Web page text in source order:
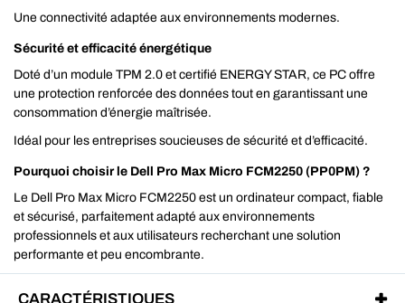
Une connectivité adaptée aux environnements modernes.
Sécurité et efficacité énergétique
Doté d’un module TPM 2.0 et certifié ENERGY STAR, ce PC offre
une protection renforcée des données tout en garantissant une
consommation d’énergie maîtrisée.
Idéal pour les entreprises soucieuses de sécurité et d’efficacité.
Pourquoi choisir le Dell Pro Max Micro FCM2250 (PP0PM) ?
Le Dell Pro Max Micro FCM2250 est un ordinateur compact, fiable
et sécurisé, parfaitement adapté aux environnements
professionnels et aux utilisateurs recherchant une solution
performante et peu encombrante.
CARACTÉRISTIQUES